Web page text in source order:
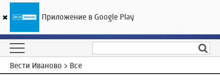
ГТРК «Ивтелерадио»
Вести Иваново > Все
Приложение в Google Play